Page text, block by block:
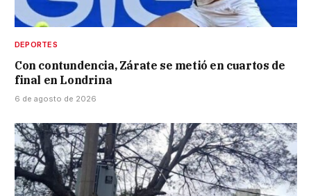
DEPORTES
Con contundencia, Zárate se metió en cuartos de
final en Londrina
6 de agosto de 2026